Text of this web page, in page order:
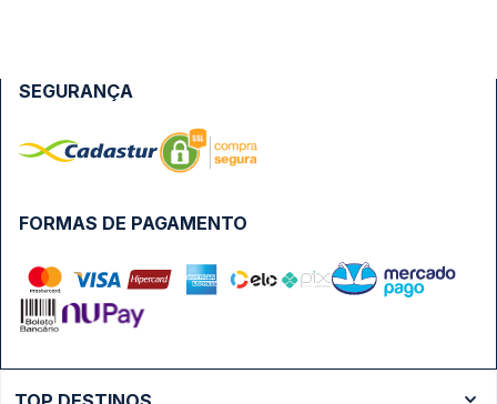
FORMAS DE PAGAMENTO
SEGURANÇA